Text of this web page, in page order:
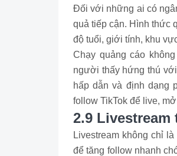
Đối với những ai có
quả tiếp cận. Hình thức
độ tuổi, giới tính, khu
Chạy quảng cáo
người thấy hứng thú
hấp dẫn và định dạng
follow TikTok để live,
2.9 Livestream
Livestream không chỉ
để tăng follow nhanh